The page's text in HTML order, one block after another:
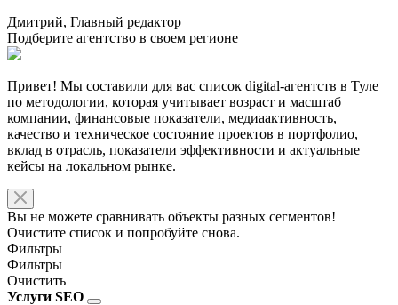
Дмитрий, Главный редактор
Подберите агентство в своем регионе
Привет! Мы составили для вас список digital-агентств в Туле
по методологии, которая учитывает возраст и масштаб
компании, финансовые показатели, медиаактивность,
качество и техническое состояние проектов в портфолио,
вклад в отрасль, показатели эффективности и актуальные
кейсы на локальном рынке.
Вы не можете сравнивать объекты разных сегментов!
Очистите список и попробуйте снова.
Фильтры
Фильтры
Очистить
Услуги SEO